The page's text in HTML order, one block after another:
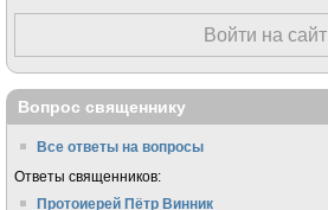
Войти на сайт
Вопрос священнику
Все ответы на вопросы
Ответы священников:
Протоиерей Пётр Винник